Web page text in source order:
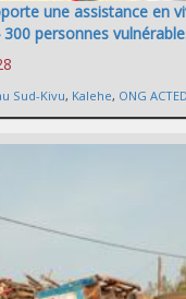
une assistance en
personnes
Sud-Kivu, Kalehe, ONG ACTED